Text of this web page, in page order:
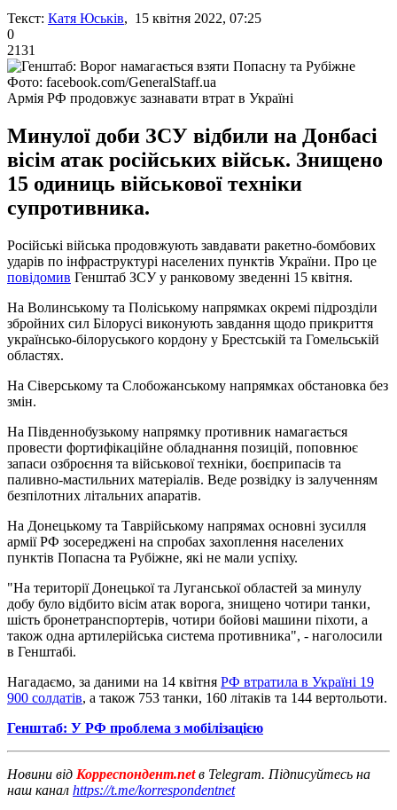
Текст: Катя Юськів, 15 квітня 2022, 07:25
0
2131
Фото: facebook.com/GeneralStaff.ua
Армія РФ продовжує зазнавати втрат в Україні
Минулої доби ЗСУ відбили на Донбасі
вісім атак російських військ. Знищено
15 одиниць військової техніки
супротивника.
Російські війська продовжують завдавати ракетно-бомбових
ударів по інфраструктурі населених пунктів України. Про це
повідомив Генштаб ЗСУ у ранковому зведенні 15 квітня.
На Волинському та Поліському напрямках окремі підрозділи
збройних сил Білорусі виконують завдання щодо прикриття
українсько-білоруського кордону у Брестській та Гомельській
областях.
На Сіверському та Слобожанському напрямках обстановка без
змін.
На Південнобузькому напрямку противник намагається
провести фортифікаційне обладнання позицій, поповнює
запаси озброєння та військової техніки, боєприпасів та
паливно-мастильних матеріалів. Веде розвідку із залученням
безпілотних літальних апаратів.
На Донецькому та Таврійському напрямах основні зусилля
армії РФ зосереджені на спробах захоплення населених
пунктів Попасна та Рубіжне, які не мали успіху.
"На території Донецької та Луганської областей за минулу
добу було відбито вісім атак ворога, знищено чотири танки,
шість бронетранспортерів, чотири бойові машини піхоти, а
також одна артилерійська система противника", - наголосили
в Генштабі.
Нагадаємо, за даними на 14 квітня РФ втратила в Україні 19
900 солдатів, а також 753 танки, 160 літаків та 144 вертольоти.
Генштаб: У РФ проблема з мобілізацією
Новини від Корреспондент.netв Telegram. Підписуйтесь на
наш канал https://t.me/korrespondentnet